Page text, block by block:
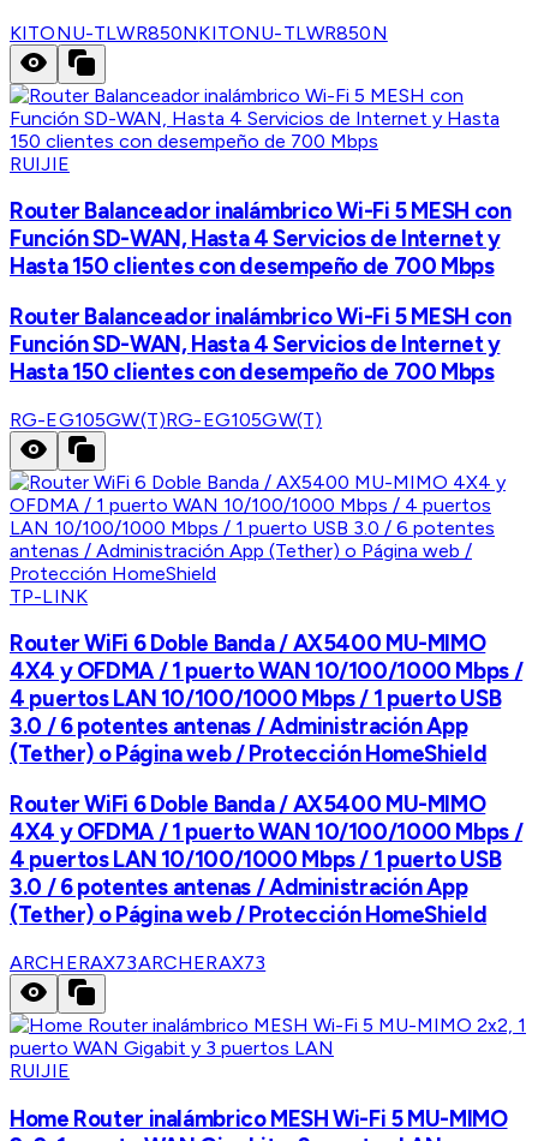
KITONU-TLWR850NKITONU-TLWR850N
RUIJIE
Router Balanceador inalámbrico Wi-Fi 5 MESH con
Función SD-WAN, Hasta 4 Servicios de Internet y
Hasta 150 clientes con desempeño de 700 Mbps
Router Balanceador inalámbrico Wi-Fi 5 MESH con
Función SD-WAN, Hasta 4 Servicios de Internet y
Hasta 150 clientes con desempeño de 700 Mbps
RG-EG105GW(T)RG-EG105GW(T)
TP-LINK
Router WiFi 6 Doble Banda / AX5400 MU-MIMO
4X4 y OFDMA / 1 puerto WAN 10/100/1000 Mbps /
4 puertos LAN 10/100/1000 Mbps / 1 puerto USB
3.0 / 6 potentes antenas / Administración App
(Tether) o Página web / Protección HomeShield
Router WiFi 6 Doble Banda / AX5400 MU-MIMO
4X4 y OFDMA / 1 puerto WAN 10/100/1000 Mbps /
4 puertos LAN 10/100/1000 Mbps / 1 puerto USB
3.0 / 6 potentes antenas / Administración App
(Tether) o Página web / Protección HomeShield
ARCHERAX73ARCHERAX73
RUIJIE
Home Router inalámbrico MESH Wi-Fi 5 MU-MIMO